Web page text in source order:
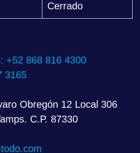
Cerrado
+52 868 816 4300
3165
Obregón 12 Local 306
C.P. 87330